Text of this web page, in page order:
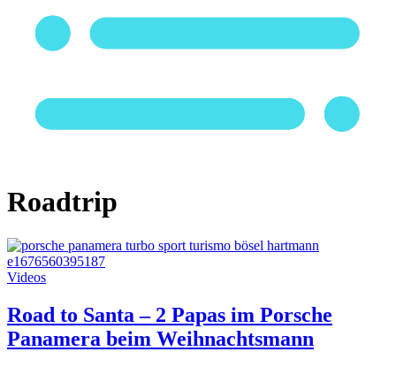
Roadtrip
Videos
Road to Santa – 2 Papas im Porsche
Panamera beim Weihnachtsmann